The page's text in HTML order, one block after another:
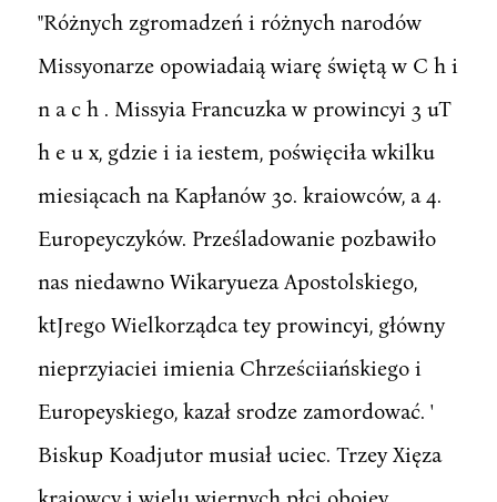
"Różnych zgromadzeń i różnych narodów
Missyonarze opowiadaią wiarę świętą w C h i
n a c h . Missyia Francuzka w prowincyi 3 uT
h e u x, gdzie i ia iestem, poświęciła wkilku
miesiącach na Kapłanów 30. kraiowców, a 4.
Europeyczyków. Prześladowanie pozbawiło
nas niedawno Wikaryueza Apostolskiego,
ktJrego Wielkorządca tey prowincyi, główny
nieprzyiaciei imienia Chrześciiańskiego i
Europeyskiego, kazał srodze zamordować. '
Biskup Koadjutor musiał uciec. Trzey Xięza
kraiowcy i wielu wiernych płci oboiey